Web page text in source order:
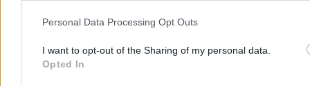
Personal Data Processing Opt Outs
I want to opt-out of the Sharing of my personal data.
Opted In